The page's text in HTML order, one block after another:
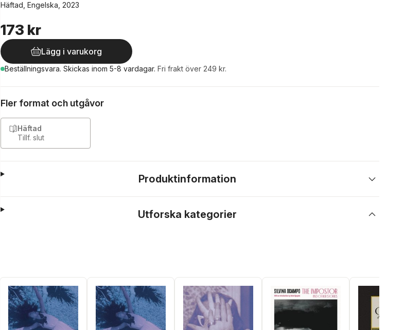
Häftad, Engelska, 2023
173 kr
Lägg i varukorg
Beställningsvara. Skickas inom 5-8 vardagar. Fri frakt över 249 kr.
Fler format och utgåvor
Häftad
Tillf. slut
Produktinformation
Utforska kategorier